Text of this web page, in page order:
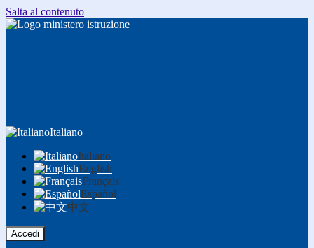
Salta al contenuto
Italiano
Italiano
English
Français
Español
中文
Accedi